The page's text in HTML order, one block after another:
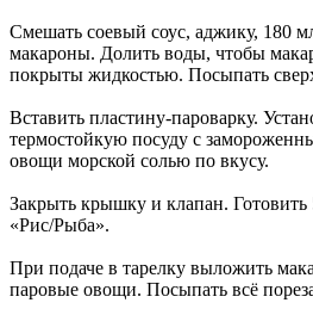
Смешать соевый соус, аджику, 180
макароны. Долить воды, чтобы
покрыты жидкостью. Посыпать
Вставить пластину-пароварку.
термостойкую посуду с
овощи морской солью по вкусу.
Закрыть крышку и клапан.
«Рис/Рыба».
При подаче в тарелку выложить
паровые овощи. Посыпать всё